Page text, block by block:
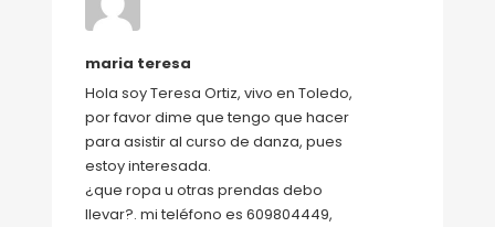
maria teresa
Hola soy Teresa Ortiz, vivo en Toledo,
por favor dime que tengo que hacer
para asistir al curso de danza, pues
estoy interesada.
¿que ropa u otras prendas debo
llevar?. mi teléfono es 609804449,